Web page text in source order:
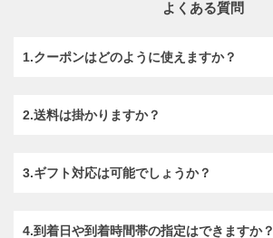
よくある質問
1.クーポンはどのように使えますか？
2.送料は掛かりますか？
3.ギフト対応は可能でしょうか？
4.到着日や到着時間帯の指定はできますか？